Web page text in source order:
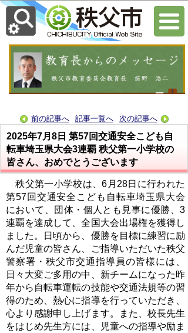
前の記事へ 記事一覧へ 次の記事へ
2025年7月8日 第57回交通安全こども自
転車埼玉県大会3連覇 秩父第一小学校の
皆さん、おめでとうございます
秩父第一小学校は、6月28日に行われた
第57回交通安全こども自転車埼玉県大会
において、団体・個人とも見事に優勝、3
連覇を達成して、全国大会出場権を獲得し
ました。日頃から、優勝を目標に練習に励
んだ児童の皆さん、ご指導いただいた秩父
警察署・秩父市交通指導員の皆様には、
日々大変ご多用の中、新チームになった昨
年から自転車運転の技能や交通法規等の習
得のため、熱心に指導を行っていただき、
心より感謝申し上げます。また、校長先生
をはじめ先生方には、児童への指導や励ま